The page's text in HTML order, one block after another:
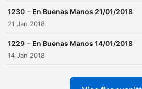
1230 - En Buenas Manos 21/01/2018
21 Jan 2018
1229 - En Buenas Manos 14/01/2018
14 Jan 2018